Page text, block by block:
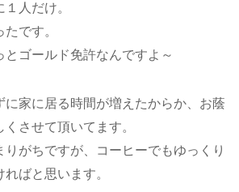
人だけ。
です。
とゴールド免許なんですよ～
に家に居る時間が増えたからか、お蔭
させて頂いてます。
がちですが、コーヒーでもゆっくり
ばと思います。